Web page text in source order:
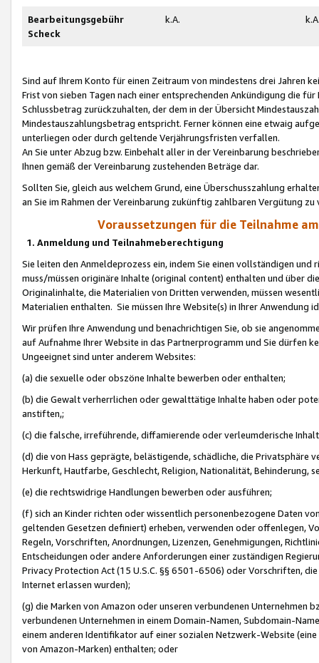
Bearbeitungsgebühr
Scheck
k.A.
Sind auf Ihrem Konto für einen Zeitraum von mindestens drei Jahren
Frist von sieben Tagen nach einer entsprechenden Ankündigung die
Schlussbetrag zurückzuhalten, der dem in der Übersicht
Mindestauszahlungsbetrag entspricht. Ferner können eine etwaig
unterliegen oder durch geltende Verjährungsfristen verfallen.
An Sie unter Abzug bzw. Einbehalt aller in der Vereinbarung
Ihnen gemäß der Vereinbarung zustehenden Beträge dar.
Sollten Sie, gleich aus welchem Grund, eine Überschusszahlung
an Sie im Rahmen der Vereinbarung zukünftig zahlbaren Vergütung zu
Voraussetzungen für die Teilnahme
1. Anmeldung und Teilnahmeberechtigung
Sie leiten den Anmeldeprozess ein, indem Sie einen vollständigen
muss/müssen originäre Inhalte (original content) enthalten und über
Originalinhalte, die Materialien von Dritten verwenden, müssen
Materialien enthalten. Sie müssen Ihre Website(s) in Ihrer Anwendung
Wir prüfen Ihre Anwendung und benachrichtigen Sie, ob sie
auf Aufnahme Ihrer Website in das Partnerprogramm und Sie dürfen
Ungeeignet sind unter anderem Websites:
(a) die sexuelle oder obszöne Inhalte bewerben oder enthalten;
(b) die Gewalt verherrlichen oder gewalttätige Inhalte haben oder
anstiften,;
(c) die falsche, irreführende, diffamierende oder verleumderische
(d) die von Hass geprägte, belästigende, schädliche, die Privatsphäre
Herkunft, Hautfarbe, Geschlecht, Religion, Nationalität, Behinderung,
(e) die rechtswidrige Handlungen bewerben oder ausführen;
(f) sich an Kinder richten oder wissentlich personenbezogene Daten
geltenden Gesetzen definiert) erheben, verwenden oder offenlegen,
Regeln, Vorschriften, Anordnungen, Lizenzen, Genehmigungen,
Entscheidungen oder andere Anforderungen einer zuständigen
Privacy Protection Act (15 U.S.C. §§ 6501-6506) oder Vorschriften,
Internet erlassen wurden);
(g) die Marken von Amazon oder unseren verbundenen Unternehmen
verbundenen Unternehmen in einem Domain-Namen, Subdomain-
einem anderen Identifikator auf einer sozialen Netzwerk-Website
von Amazon-Marken) enthalten; oder